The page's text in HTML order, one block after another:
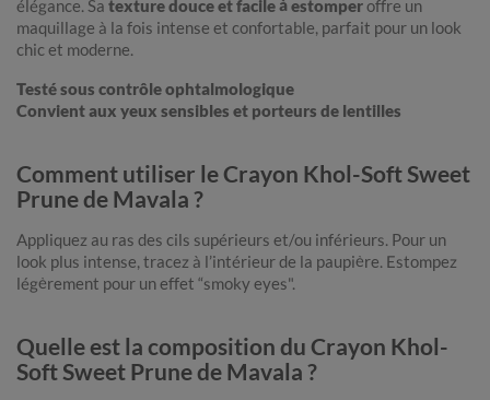
élégance. Sa texture douce et facile à estomperoffre un
maquillage à la fois intense et confortable, parfait pour un look
chic et moderne.
Testé sous contrôle ophtalmologique
Convient aux yeux sensibles et porteurs de lentilles
Comment utiliser le Crayon Khol-Soft Sweet
Prune de Mavala ?
Appliquez au ras des cils supérieurs et/ou inférieurs. Pour un
look plus intense, tracez à l’intérieur de la paupière. Estompez
légèrement pour un effet “smoky eyes".
Quelle est la composition du Crayon Khol-
Soft Sweet Prune de Mavala ?